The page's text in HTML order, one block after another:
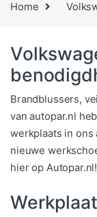
Home
Brandblussers,
van autopar.nl
werkplaats in
nieuwe
hier op Autopar.nl!